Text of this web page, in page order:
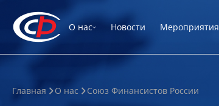
О нас Новости Мероприятия
Главная О нас Союз Финансистов России